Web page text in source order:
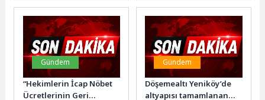
motoru optimizasyonu
(SEO), bir web sitesinin
arama motorları...
sıklığı hızla artıyor. Geçmişte
sadece ileri yaş hastalığı...
Gündem
“Hekimlerin İcap Nöbet
Ücretlerinin Geri
Gündem
Döşemealtı Yeniköy’de
altyapısı tamamlanan